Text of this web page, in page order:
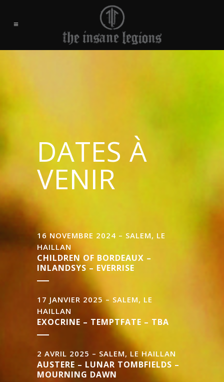
DATES À
VENIR
16 NOVEMBRE 2024 – SALEM, LE
HAILLAN
CHILDREN OF BORDEAUX –
INLANDSYS – EVERRISE
17 JANVIER 2025 – SALEM, LE
HAILLAN
EXOCRINE – TEMPTFATE – TBA
2 AVRIL 2025 – SALEM, LE HAILLAN
AUSTERE – LUNAR TOMBFIELDS –
MOURNING DAWN